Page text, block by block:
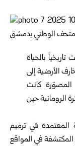
بالحياة
الأرضية إلى
المصوّرة كانت
الرومانية حين
المعتمدة في ترميم
المكتشفة في المواقع